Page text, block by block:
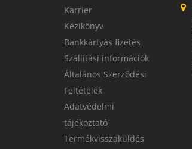
Karrier
Kézikönyv
Bankkártyás fizetés
Szállítási információk
Általános Szerződési
Feltételek
Adatvédelmi
tájékoztató
Termékvisszaküldés